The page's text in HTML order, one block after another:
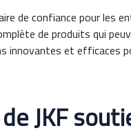
de confiance pour les
de produits qui
innovantes et efficaces
JKF